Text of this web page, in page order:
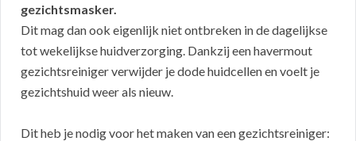
gezichtsmasker.
Dit mag dan ook eigenlijk niet ontbreken in de dagelijkse
tot wekelijkse huidverzorging. Dankzij een havermout
gezichtsreiniger verwijder je dode huidcellen en voelt je
gezichtshuid weer als nieuw.
Dit heb je nodig voor het maken van een gezichtsreiniger: